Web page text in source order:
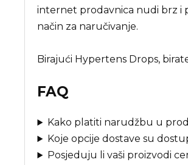
internet prodavnica nudi brz i
način za naručivanje.
Birajući Hypertens Drops,
FAQ
Kako platiti narudžbu u
Koje opcije dostave su
Posjeduju li vaši proizvodi